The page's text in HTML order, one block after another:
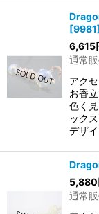
[9981
6,615
通常
アク
お香
色く
ック
デザ
5,880
通常